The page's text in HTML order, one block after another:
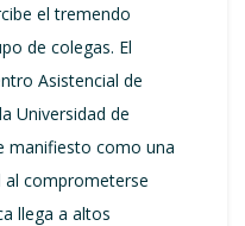
el tremendo
de colegas. El
Asistencial de
Universidad de
manifiesto como una
al comprometerse
llega a altos